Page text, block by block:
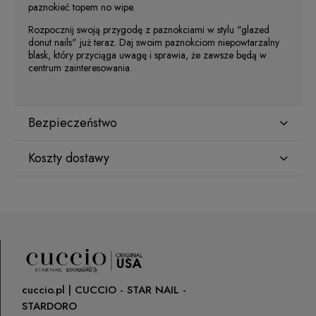
paznokieć topem no wipe.
Rozpocznij swoją przygodę z paznokciami w stylu "glazed
donut nails" już teraz. Daj swoim paznokciom niepowtarzalny
blask, który przyciąga uwagę i sprawia, że zawsze będą w
centrum zainteresowania.
Bezpieczeństwo
Producent
800 762 6245
Osoba odpowiedzialna na terenie UE
Petar Bangeev
Koszty dostawy
ORLEN Paczka(Dostawa 1-2 dni robocze)
DPD Pickup(Punkty odbioru / Automaty
paczkowe)
cuccio.pl | CUCCIO - STAR NAIL -
STARDORO